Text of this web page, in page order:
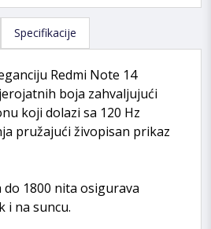
Specifikacije
Redmi Note 14
boja zahvaljujući
koji dolazi sa 120 Hz
pružajući živopisan prikaz
1800 nita osigurava
i na suncu.